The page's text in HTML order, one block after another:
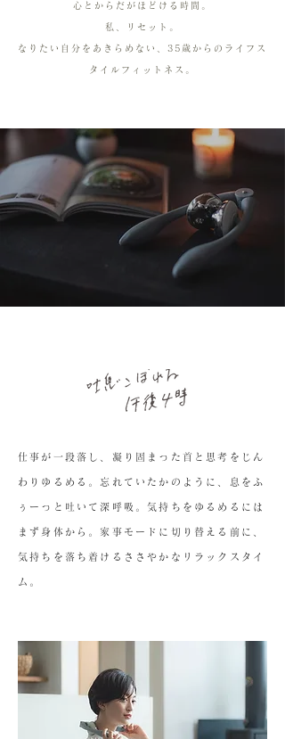
心とからだがほどける時間。
私、リセット。
なりたい自分をあきらめない、 35歳からのライフス
タイルフィットネス。
仕事が一段落し、凝り固まった首と思考をじん
わりゆるめる。忘れていたかのように、息をふ
ぅーっと吐いて深呼吸。気持ちをゆるめるには
まず身体から。家事モードに切り替える前に、
気持ちを落ち着けるささやかなリラックスタイ
ム。